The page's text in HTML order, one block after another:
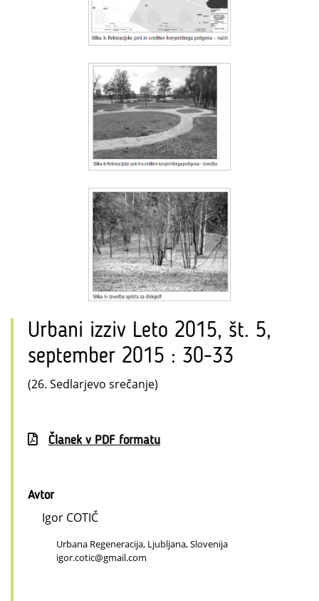
Urbani izziv Leto 2015, št. 5,
september 2015 : 30-33
(26. Sedlarjevo srečanje)
Članek v PDF formatu
Avtor
Igor COTIČ
Urbana Regeneracija, Ljubljana, Slovenija
igor.cotic@gmail.com